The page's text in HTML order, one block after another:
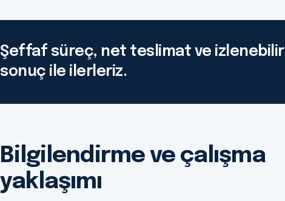
Şeffaf süreç, net teslimat ve izlenebilir
sonuç ile ilerleriz.
Bilgilendirme ve çalışma
yaklaşımı